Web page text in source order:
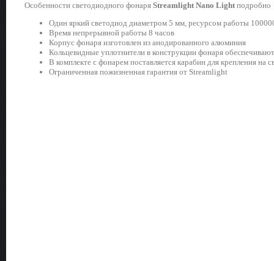
Особенности светодиодного фонаря Streamlight Nano Light подробно
Один яркий светодиод диаметром 5 мм, ресурсом работы
Время непрерывной работы 8 часов
Корпус фонаря изготовлен из анодированного алюминия
Кольцевидные уплотнители в конструкции фонаря
В комплекте с фонарем поставляется карабин для крепления на
Ограниченная пожизненная гарантия от Streamlight